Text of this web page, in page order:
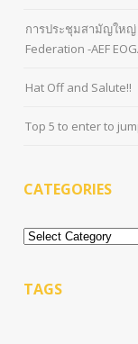
การประชุมสามัญใหญ่
Federation -AEF
Hat Off and Salute!!
Top 5 to enter to
CATEGORIES
Categories
TAGS